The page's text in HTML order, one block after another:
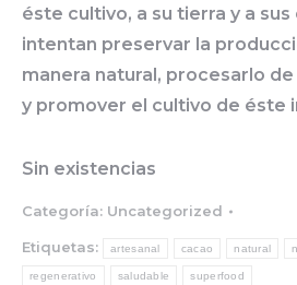
éste cultivo, a su tierra y a
intentan preservar la
manera natural, procesarlo
y promover el cultivo de éste
Sin existencias
Categoría: Uncategorized
Etiquetas: artesanal cacao natural
regenerativo saludable superfood